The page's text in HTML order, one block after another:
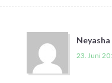
Neyasha
23. Juni